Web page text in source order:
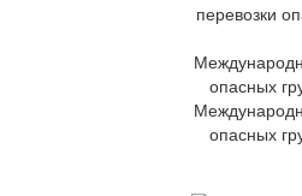
опасных
опасных